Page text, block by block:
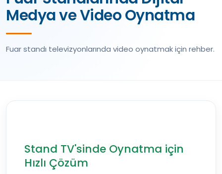
Medya ve Video Oynatma
Fuar standı televizyonlarında video oynatmak için rehber.
Stand TV'sinde Oynatma için
Hızlı Çözüm